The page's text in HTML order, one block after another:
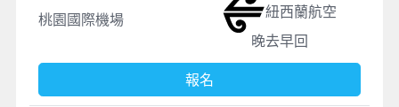
桃園國際機場
紐西蘭航空
晚去早回
報名